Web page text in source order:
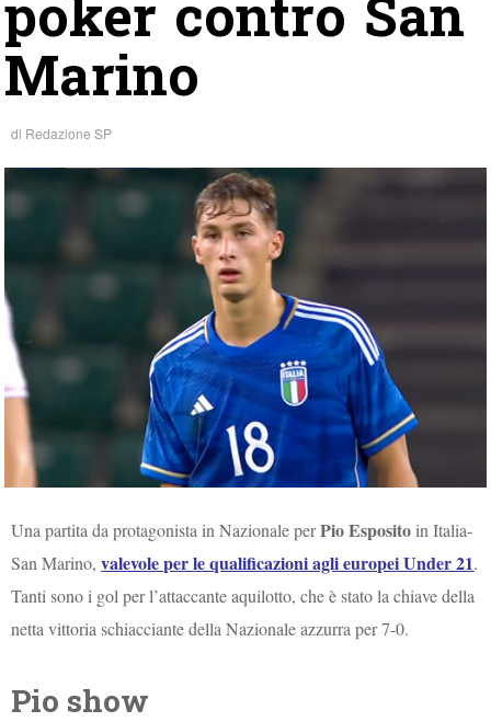
poker contro San
Marino
di Redazione SP
Una partita da protagonista in Nazionale perPio Esposito in Italia-
San Marino,valevole per le qualificazioni agli europei Under 21.
Tanti sono i gol per l’attaccante aquilotto, che è stato la chiave della
netta vittoria schiacciante della Nazionale azzurra per 7-0.
Pio show